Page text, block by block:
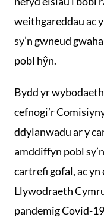
weithgareddau ac
sy’n gwneud
pobl hŷn.
Bydd yr
cefnogi’r
ddylanwadu ar y
amddiffyn pobl
cartrefi gofal, ac
Llywodraeth
pandemig Covid-